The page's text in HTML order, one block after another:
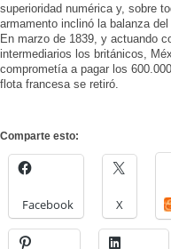
superioridad numérica y, sobre
armamento inclinó la balanza
En marzo de 1839, y actuando
intermediarios los británicos,
comprometía a pagar los
flota francesa se retiró.
Comparte esto:
Facebook X